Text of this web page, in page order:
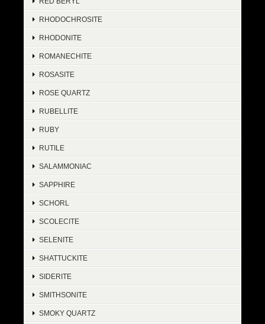
RHODOCHROSITE
RHODONITE
ROMANECHITE
ROSASITE
ROSE QUARTZ
RUBELLITE
RUBY
RUTILE
SALAMMONIAC
SAPPHIRE
SCHORL
SCOLECITE
SELENITE
SHATTUCKITE
SIDERITE
SMITHSONITE
SMOKY QUARTZ